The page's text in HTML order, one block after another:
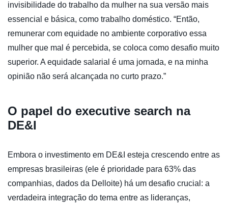
invisibilidade do trabalho da mulher na sua versão mais
essencial e básica, como trabalho doméstico. “Então,
remunerar com equidade no ambiente corporativo essa
mulher que mal é percebida, se coloca como desafio muito
superior. A equidade salarial é uma jornada, e na minha
opinião não será alcançada no curto prazo.”
O papel do executive search na
DE&I
Embora o investimento em DE&I esteja crescendo entre as
empresas brasileiras (ele é prioridade para 63% das
companhias, dados da Delloite) há um desafio crucial: a
verdadeira integração do tema entre as lideranças,